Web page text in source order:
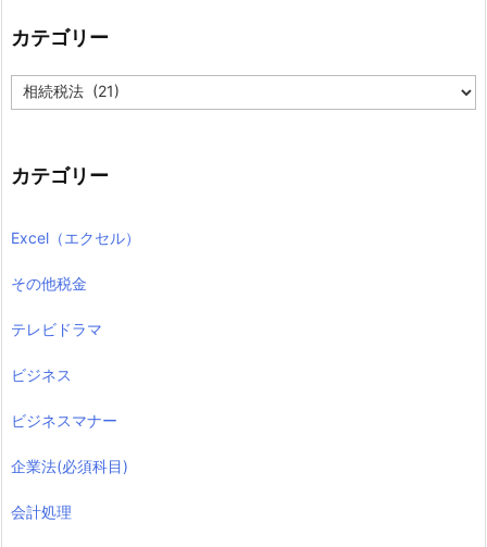
カテゴリー
カ
ー
カテゴリー
Excel（エクセル）
その他税金
テレビドラマ
ビジネス
ビジネスマナー
企業法(必須科目)
会計処理